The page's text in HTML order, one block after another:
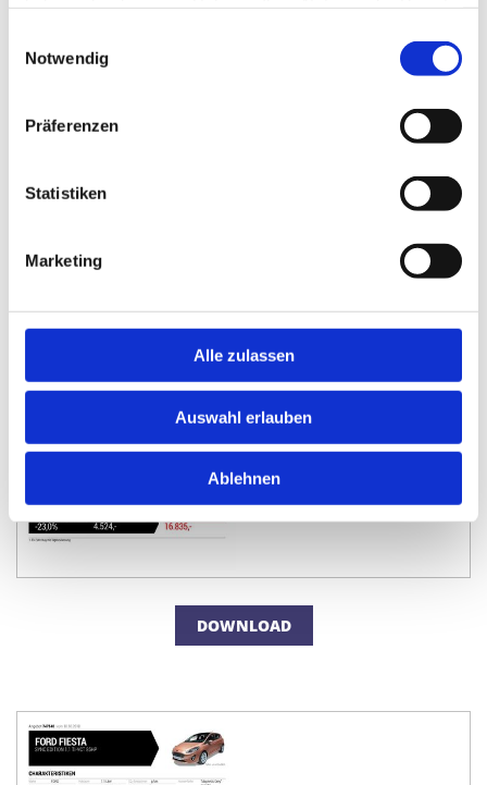
Notwendig
Präferenzen
Statistiken
Marketing
Alle zulassen
Auswahl erlauben
Ablehnen
Angebote der Woche
DOWNLOAD